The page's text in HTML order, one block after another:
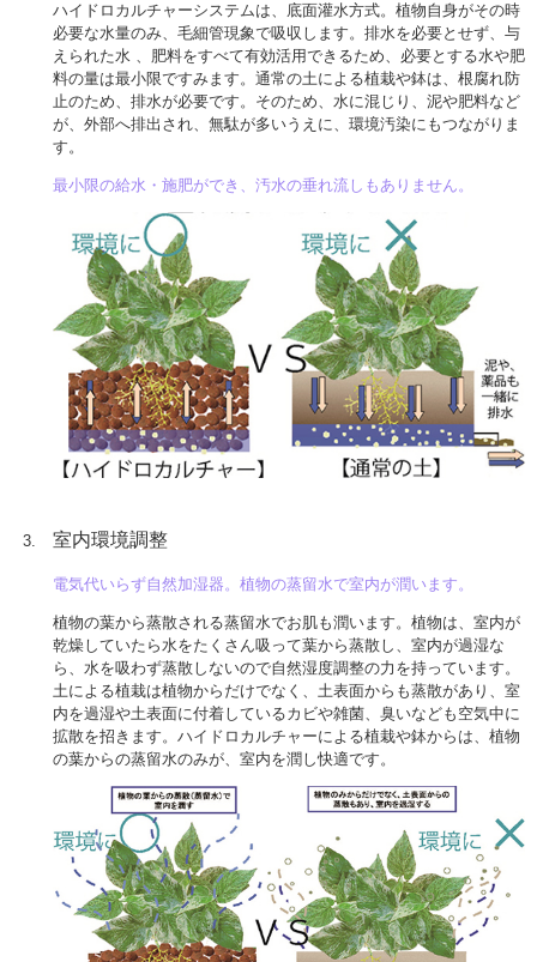
ハイドロカルチャーシステムは、底面灌水方式。植物自身がその時
必要な水量のみ、毛細管現象で吸収します。排水を必要とせず、与
えられた水 、肥料をすべて有効活用できるため、必要とする水や肥
料の量は最小限ですみます。通常の土による植栽や鉢は、根腐れ防
止のため、排水が必要です。そのため、水に混じり、泥や肥料など
が、外部へ排出され、無駄が多いうえに、環境汚染にもつながりま
す。
最小限の給水・施肥ができ、汚水の垂れ流しもありません。
室内環境調整
電気代いらず自然加湿器。植物の蒸留水で室内が潤います。
植物の葉から蒸散される蒸留水でお肌も潤います。植物は、室内が
乾燥していたら水をたくさん吸って葉から蒸散し、室内が過湿な
ら、水を吸わず蒸散しないので自然湿度調整の力を持っています。
土による植栽は植物からだけでなく、土表面からも蒸散があり、室
内を過湿や土表面に付着しているカビや雑菌、臭いなども空気中に
拡散を招きます。ハイドロカルチャーによる植栽や鉢からは、植物
の葉からの蒸留水のみが、室内を潤し快適です。